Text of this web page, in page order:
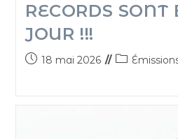
RECORDS SONT
JOUR !!!
18 mai 2026